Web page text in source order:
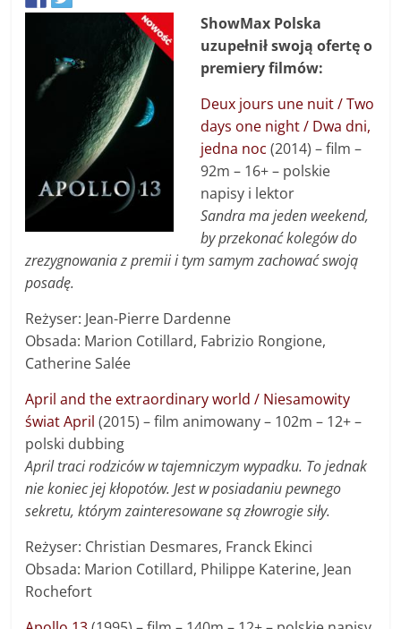
ShowMax Polska
uzupełnił swoją ofertę o
premiery filmów:
Deux jours une nuit / Two
days one night / Dwa dni,
jedna noc (2014) – film –
92m – 16+ – polskie
napisy i lektor
Sandra ma jeden weekend,
by przekonać kolegów do
zrezygnowania z premii i tym samym zachować swoją
posadę.
Reżyser: Jean-Pierre Dardenne
Obsada: Marion Cotillard, Fabrizio Rongione,
Catherine Salée
April and the extraordinary world / Niesamowity
świat April (2015) – film animowany – 102m – 12+ –
polski dubbing
April traci rodziców w tajemniczym wypadku. To jednak
nie koniec jej kłopotów. Jest w posiadaniu pewnego
sekretu, którym zainteresowane są złowrogie siły.
Reżyser: Christian Desmares, Franck Ekinci
Obsada: Marion Cotillard, Philippe Katerine, Jean
Rochefort